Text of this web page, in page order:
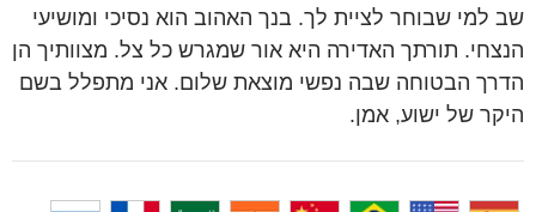
שב למי שבוחר לציית לך. בנך האהוב הוא נסיכי ומושיעי
הנצחי. תורתך האדירה היא אור שמגרש כל צל. מצוותיך הן
הדרך הבטוחה שבה נפשי מוצאת שלום. אני מתפלל בשם
היקר של ישוע, אמן.